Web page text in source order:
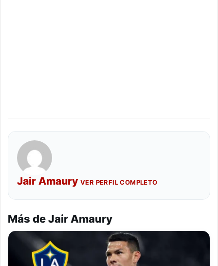
Jair Amaury VER PERFIL COMPLETO
Más de Jair Amaury